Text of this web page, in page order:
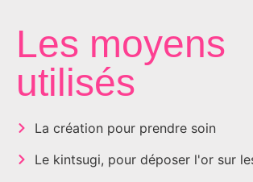
Les moyens
utilisés
La création pour prendre soin
Le kintsugi, pour déposer l'or sur